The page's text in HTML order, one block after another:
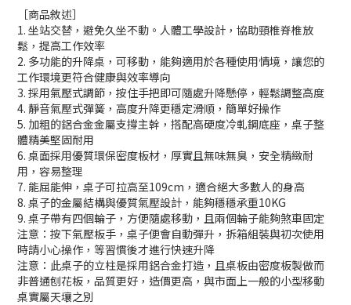
［商品敘述］
1. 坐站交替，避免久坐不動。人體工學設計，協助頸椎脊椎放
鬆，提高工作效率
2. 多功能的升降桌，可移動，能夠適用於各種使用情境，讓您的
工作環境更符合健康與效率導向
3. 採用氣壓式調節，按住手把即可隨處升降懸停，輕鬆調整高度
4. 靜音氣壓式彈簧，高度升降更穩定滑順，簡單好操作
5. 加粗的鋁合金金屬支撐主幹，搭配高硬度冷軋鋼底座，桌子整
體精美堅固耐用
6. 桌面採用優質環保密度板材，厚實且無味無臭，安全精緻耐
用，容易整理
7. 能屈能伸，桌子可拉高至109cm，適合絕大多數人的身高
8. 桌子的金屬結構與優質氣壓設計，能夠穩穩承重10KG
9. 桌子帶有四個輪子，方便隨處移動，且兩個輪子能夠煞車固定
注意：按下氣壓板手，桌子便會自動彈升，拆箱組裝與初次使用
時請小心操作，等習慣後才進行快速升降
注意：此桌子的立柱是採用鋁合金打造，且桌板由密度板製做而
非普通刨花板，品質更好，造價更高，與市面上一般的小型移動
桌實屬天壤之別